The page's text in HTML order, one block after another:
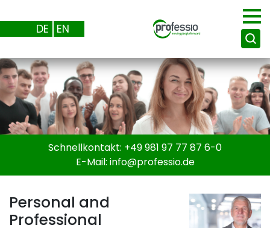
DE EN
Schnellkontakt: +49 981 97 77 87 6-0
E-Mail: info@professio.de
Personal and
Professional